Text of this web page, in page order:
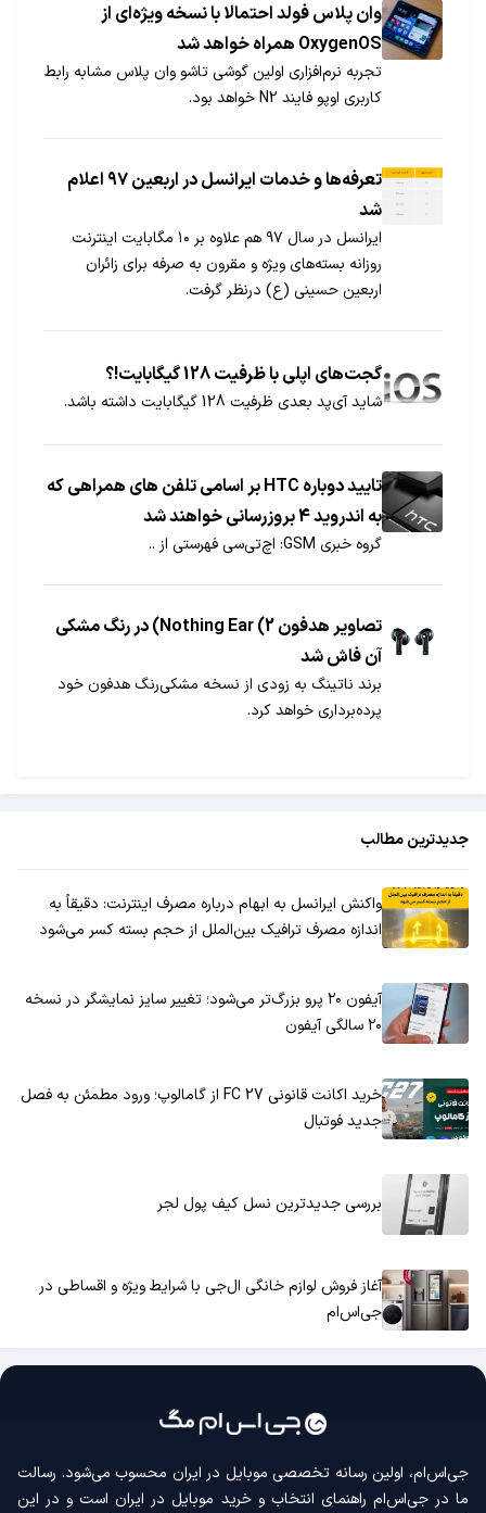
وان پلاس فولد احتمالا با نسخه ویژه‌ای از
OxygenOS همراه خواهد شد
تجربه نرم‌افزاری اولین گوشی تاشو وان پلاس مشابه رابط
کاربری اوپو فایند N2 خواهد بود.
تعرفه‌ها و خدمات ایرانسل در اربعین ۹۷ اعلام
شد
ایرانسل در سال ۹۷ هم علاوه بر ۱۰ مگابایت اینترنت
روزانه بسته‌های ویژه و مقرون به صرفه برای زائران
اربعین حسینی (ع) درنظر گرفت.
گجت‌های اپلی با ظرفیت 128 گیگابایت!؟
شاید آی‌پد بعدی ظرفیت 128 گیگابایت داشته باشد.
تایید دوباره HTC بر اسامی تلفن های همراهی که
به اندروید 4 بروزرسانی خواهند شد
گروه خبری GSM: اچ‌تی‌سی فهرستی از ..
تصاویر هدفون Nothing Ear (2) در رنگ مشکی
آن فاش شد
برند ناتینگ به زودی از نسخه مشکی‌رنگ هدفون خود
پرده‌برداری خواهد کرد.
جدیدترین مطالب
واکنش ایرانسل به ابهام درباره مصرف اینترنت: دقیقاً به
اندازه مصرف ترافیک بین‌الملل از حجم بسته کسر می‌شود
آیفون ۲۰ پرو بزرگ‌تر می‌شود؛ تغییر سایز نمایشگر در نسخه
۲۰ سالگی آیفون
خرید اکانت قانونی FC 27 از گامالوپ؛ ورود مطمئن به فصل
جدید فوتبال
بررسی جدیدترین نسل کیف پول لجر
آغاز فروش لوازم خانگی ال‌جی با شرایط ویژه و اقساطی در
جی‌اس‌ام
جی‌اس‌ام، اولین رسانه‌ تخصصی موبایل در ایران محسوب می‌شود. رسالت
ما در جی‌اس‌ام راهنمای انتخاب و خرید موبایل در ایران است و در این